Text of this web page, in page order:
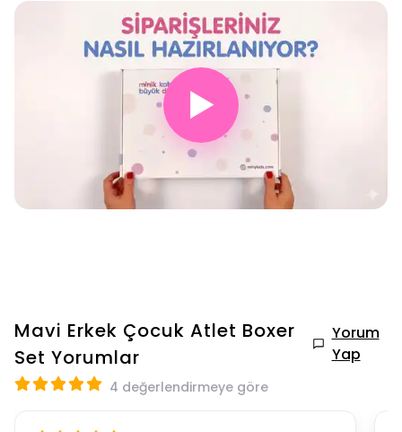
▶
Mavi Erkek Çocuk Atlet Boxer
Set Yorumlar
Yorum
Yap
4 değerlendirmeye göre